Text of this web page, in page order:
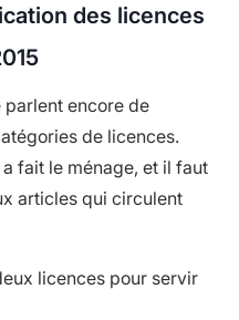
des licences
parlent encore de
de licences.
fait le ménage, et il faut
articles qui circulent
licences pour servir